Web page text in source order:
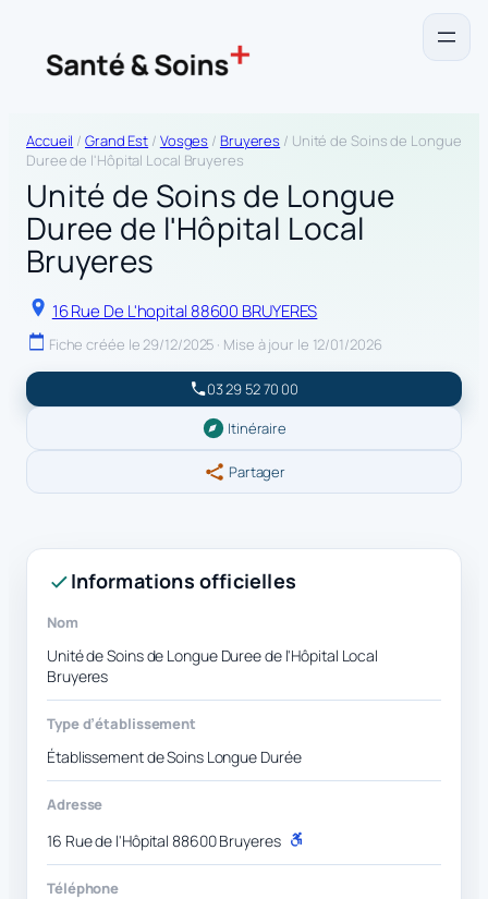
Accueil /Grand Est / Vosges / Bruyeres / Unité de Soins de Longue
Duree de l'Hôpital Local Bruyeres
Unité de Soins de Longue
Duree de l'Hôpital Local
Bruyeres
16 Rue De L'hopital 88600 BRUYERES
Fiche créée le 29/12/2025 · Mise à jour le 12/01/2026
03 29 52 70 00
Itinéraire
Partager
Informations officielles
Nom
Unité de Soins de Longue Duree de l'Hôpital Local
Bruyeres
Type d’établissement
Établissement de Soins Longue Durée
Adresse
16 Rue de l'Hôpital 88600 Bruyeres
P
M
Téléphone